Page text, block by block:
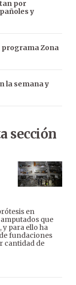
por
y
programa Zona
la semana y
sección
en
que
, y para ello ha
fundaciones
cantidad de